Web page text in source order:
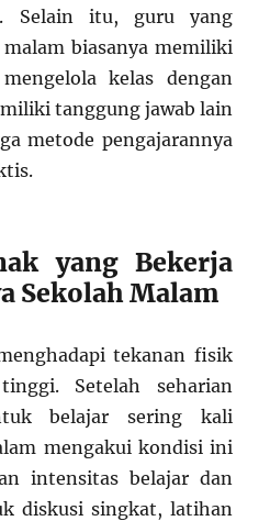
Selain itu, guru yang
biasanya memiliki
kelas dengan
tanggung jawab lain
metode pengajarannya
yang Bekerja
Sekolah Malam
tekanan fisik
Setelah seharian
belajar sering kali
mengakui kondisi ini
intensitas belajar dan
diskusi singkat, latihan